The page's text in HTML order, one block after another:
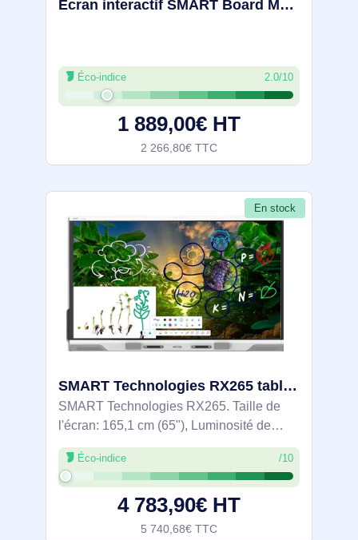
Écran interactif SMART Board MX065-V4 avec iQ, sans sortie
Éco-indice 2.0/10
1 889,00€ HT
2 266,80€ TTC
En stock
SMART Technologies RX265 tableau blanc interactif 165,1 cm (65") 3840 x 2160 pixels Écran tactile US
SMART Technologies RX265. Taille de
l'écran: 165,1 cm (65"), Luminosité de
l'écran: 490 cd/m², Résolution de l'écran:
3840 x 2160 pixels. Système d'exploitation
installé: Android, Mémoire
Éco-indice /10
4 783,90€ HT
5 740,68€ TTC